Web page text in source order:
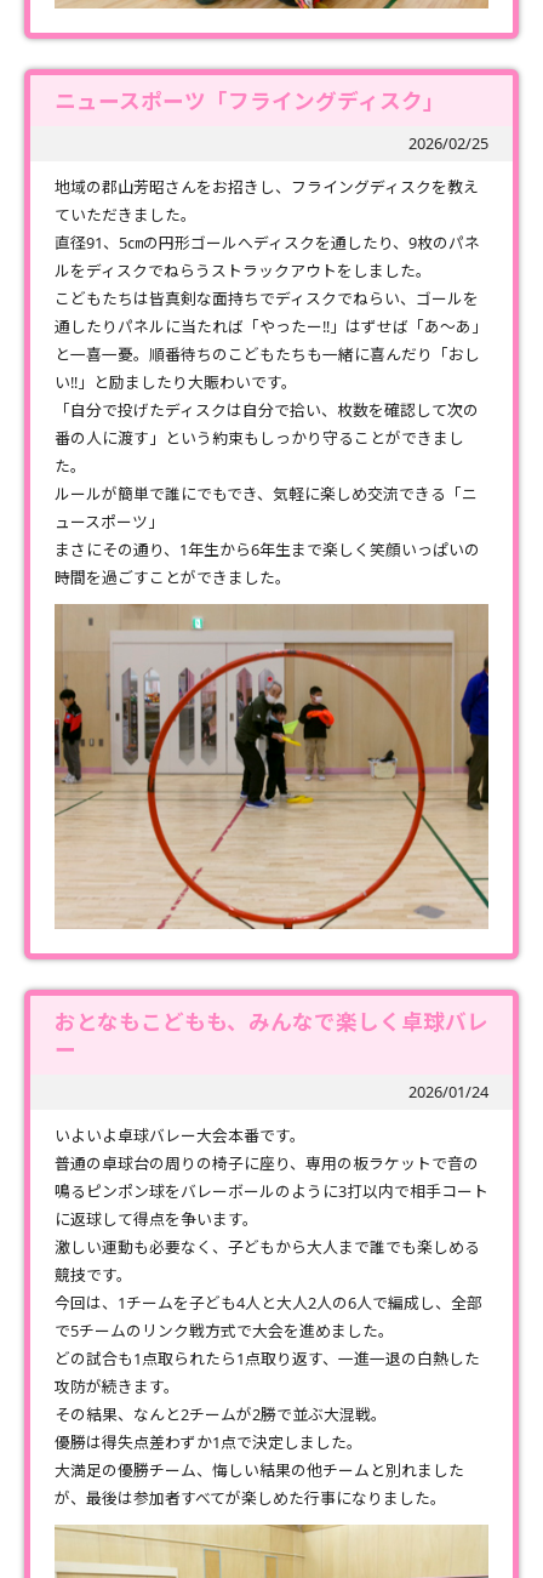
ニュースポーツ「フライングディスク」
2026/02/25
地域の郡山芳昭さんをお招きし、フライングディスクを教え
ていただきました。
直径91、5㎝の円形ゴールへディスクを通したり、9枚のパネ
ルをディスクでねらうストラックアウトをしました。
こどもたちは皆真剣な面持ちでディスクでねらい、ゴールを
通したりパネルに当たれば「やったー‼」はずせば「あ～あ」
と一喜一憂。順番待ちのこどもたちも一緒に喜んだり「おし
い‼」と励ましたり大賑わいです。
「自分で投げたディスクは自分で拾い、枚数を確認して次の
番の人に渡す」という約束もしっかり守ることができまし
た。
ルールが簡単で誰にでもでき、気軽に楽しめ交流できる「ニ
ュースポーツ」
まさにその通り、1年生から6年生まで楽しく笑顔いっぱいの
時間を過ごすことができました。
おとなもこどもも、みんなで楽しく卓球バレ
ー
2026/01/24
いよいよ卓球バレー大会本番です。
普通の卓球台の周りの椅子に座り、専用の板ラケットで音の
鳴るピンポン球をバレーボールのように3打以内で相手コート
に返球して得点を争います。
激しい運動も必要なく、子どもから大人まで誰でも楽しめる
競技です。
今回は、1チームを子ども4人と大人2人の6人で編成し、全部
で5チームのリンク戦方式で大会を進めました。
どの試合も1点取られたら1点取り返す、一進一退の白熱した
攻防が続きます。
その結果、なんと2チームが2勝で並ぶ大混戦。
優勝は得失点差わずか1点で決定しました。
大満足の優勝チーム、悔しい結果の他チームと別れました
が、最後は参加者すべてが楽しめた行事になりました。